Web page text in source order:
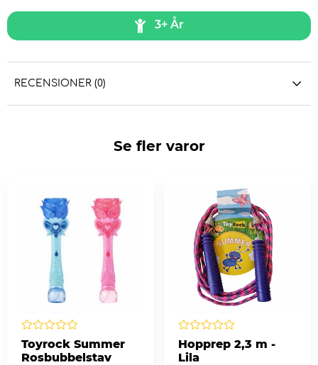
3+ År
RECENSIONER (0)
Se fler varor
Toyrock Summer
Rosbubbelstav
Hopprep 2,3 m -
Lila